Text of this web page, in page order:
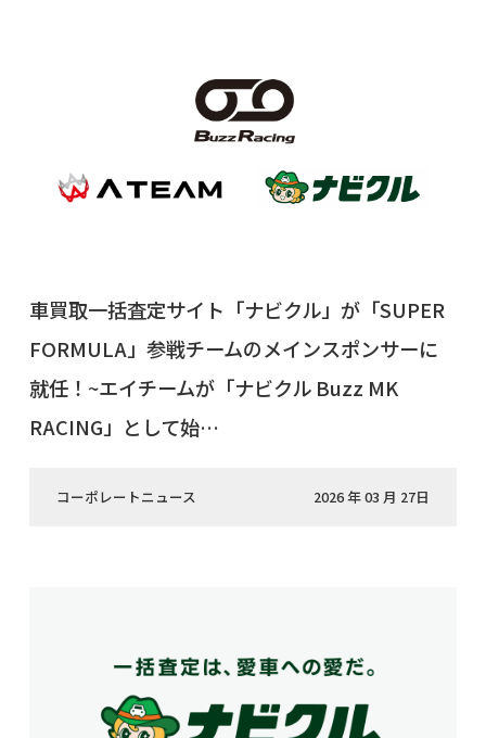
車買取一括査定サイト「ナビクル」が「SUPER
FORMULA」参戦チームのメインスポンサーに
就任！~エイチームが「ナビクル Buzz MK
RACING」として始…
コーポレートニュース 2026 年 03 月 27日